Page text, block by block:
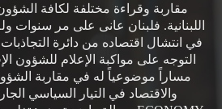
مقاربة وقراءة مختلفة لكافة
اللبنانية. فلبنان عانى على مر سنوات
في انتشال اقتصاده من دائرة
التوجه على مواكبة الإعلام للشؤون
مساراً موضوعياً له في مقاربة